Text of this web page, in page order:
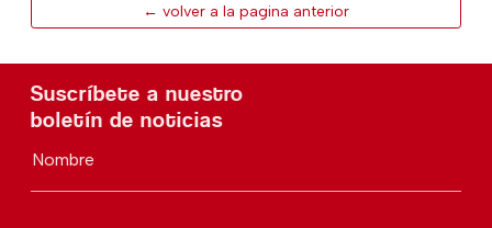
← volver a la pagina anterior
Suscríbete a nuestro
boletín de noticias
Nombre